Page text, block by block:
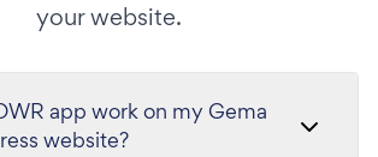
your website.
app work on my Gema
website?